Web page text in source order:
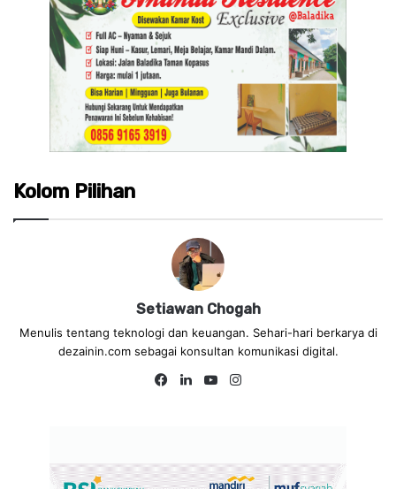
Kolom Pilihan
Setiawan Chogah
Menulis tentang teknologi dan keuangan. Sehari-hari berkarya di
dezainin.com sebagai konsultan komunikasi digital.
Fa
Lin
Yo